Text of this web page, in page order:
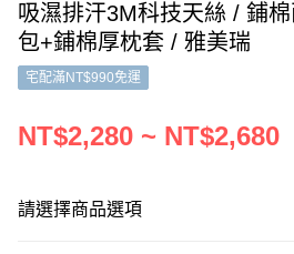
吸濕排汗3M科技天絲 / 鋪
包+鋪棉厚枕套 / 雅美瑞
宅配滿NT$990免運
NT$2,280 ~ NT$2,680
請選擇商品選項